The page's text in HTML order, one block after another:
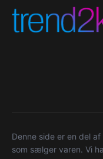
Denne side er en del
som sælger varen. Vi